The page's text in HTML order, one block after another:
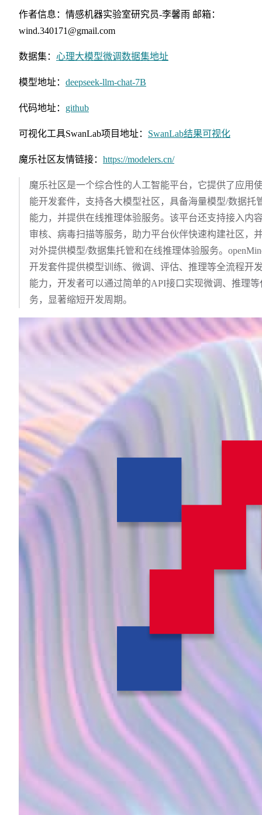
作者信息：情感机器实验室研究员-李馨雨 邮箱：
wind.340171@gmail.com
数据集： 心理大模型微调数据集地址
模型地址： deepseek-llm-chat-7B
代码地址： github
可视化工具SwanLab项目地址： SwanLab结果可视化
魔乐社区友情链接： https://modelers.cn/
魔乐社区是一个综合性的人工智能平台，它提供了应用
能开发套件，支持各大模型社区，具备海量模型/数据托
能力，并提供在线推理体验服务。该平台还支持接入内
审核、病毒扫描等服务，助力平台伙伴快速构建社区，
对外提供模型/数据集托管和在线推理体验服务。
开发套件提供模型训练、微调、评估、推理等全流程开
能力，开发者可以通过简单的API接口实现微调、推理等
务，显著缩短开发周期。